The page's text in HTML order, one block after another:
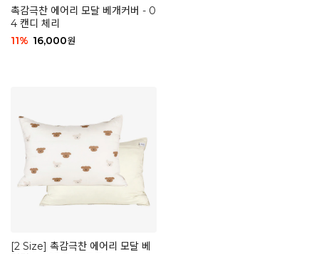
촉감극찬 에어리 모달 베개커버 - 0
4 캔디 체리
11% 16,000원
[2 Size] 촉감극찬 에어리 모달 베